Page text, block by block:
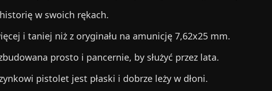
w swoich rękach.
i taniej niż z oryginału na amunicję 7,62x25 mm.
prosto i pancernie, by służyć przez lata.
pistolet jest płaski i dobrze leży w dłoni.